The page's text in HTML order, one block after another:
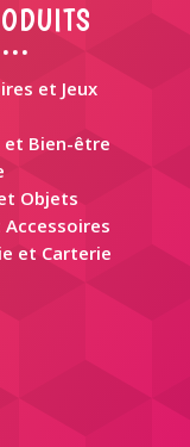
et Jeux
et Bien-être
Objets
et Carterie